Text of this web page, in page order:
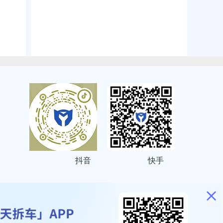
抖音 快手
号